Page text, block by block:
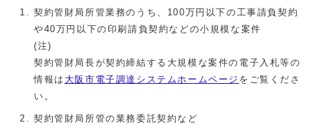
契約管財局所管業務のうち、100万円以下の工事請負契約
や40万円以下の印刷請負契約などの小規模な案件
(注)
契約管財局長が契約締結する大規模な案件の電子入札等の
情報は 大阪市電子調達システムホームページ をご覧くださ
い。
契約管財局所管の業務委託契約など